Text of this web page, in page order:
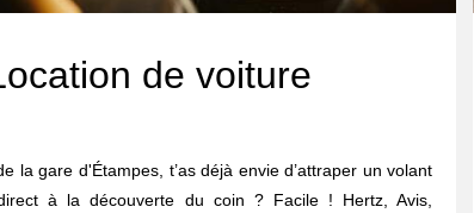
de voiture
la gare d'Étampes, t’as déjà envie d’attraper un volant
à la découverte du coin ? Facile ! Hertz, Avis,